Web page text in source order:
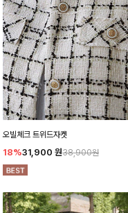
오빌체크 트위드자켓
18%31,900 원38,900원